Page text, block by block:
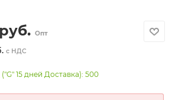
руб. Опт
с НДС
15 дней Доставка): 500